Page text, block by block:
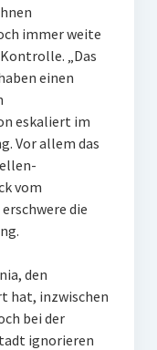
immer weite
„Das
einen
eskaliert im
Vor allem das
vom
die
den
hat, inzwischen
bei der
ignorieren